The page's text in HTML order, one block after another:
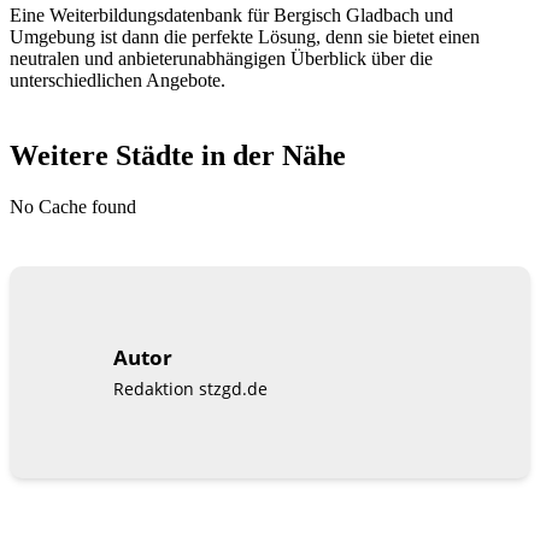
Eine Weiterbildungsdatenbank für Bergisch Gladbach und
Umgebung ist dann die perfekte Lösung, denn sie bietet einen
neutralen und anbieterunabhängigen Überblick über die
unterschiedlichen Angebote.
Weitere Städte in der Nähe
No Cache found
Autor
Redaktion stzgd.de